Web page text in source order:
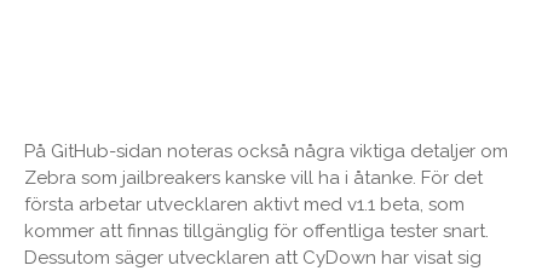
På GitHub-sidan noteras också några viktiga detaljer om
Zebra som jailbreakers kanske vill ha i åtanke. För det
första arbetar utvecklaren aktivt med v1.1 beta, som
kommer att finnas tillgänglig för offentliga tester snart.
Dessutom säger utvecklaren att CyDown har visat sig